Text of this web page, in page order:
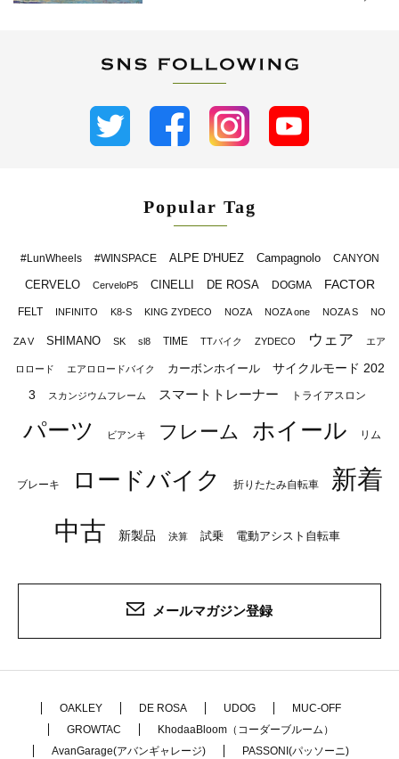
Popular Tag
#LunWheels #WINSPACE ALPE D'HUEZ Campagnolo CANYON
CERVELO CerveloP5 CINELLI DE ROSA DOGMA FACTOR
FELT INFINITO K8-S KING ZYDECO NOZA NOZA one NOZA S NO
ZA V SHIMANO SK sl8 TIME TTバイク ZYDECO ウェア エア
ロロード エアロロードバイク カーボンホイール
サイクルモード 202
3
スカンジウムフレーム スマートトレーナー トライアスロン
パーツ ビアンキ フレーム ホイール リム
ブレーキ ロードバイク 折りたたみ自転車
新着
中古
新製品 決算 試乗 電動アシスト自転車
メールマガジン登録
OAKLEY DE ROSA UDOG
MUC-OFF
GROWTAC
KhodaaBloom（コーダーブルーム）
AvanGarage(アバンギャレージ)
PASSONI(パッソーニ)